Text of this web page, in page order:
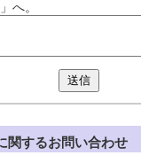
へ。
送信
関するお問い合わせ